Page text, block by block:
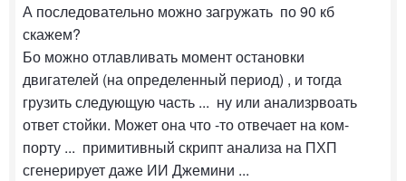
А последовательно можно загружать по 90 кб
скажем?
Бо можно отлавливать момент остановки
двигателей (на определенный период) , и тогда
грузить следующую часть ... ну или анализрвоать
ответ стойки. Может она что -то отвечает на ком-
порту ... примитивный скрипт анализа на ПХП
сгенерирует даже ИИ Джемини ...